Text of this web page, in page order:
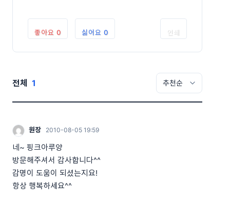
좋아요 0 싫어요 0 인쇄
전체 1
원장 2010-08-05 19:59
네~ 핑크아루양
방문해주셔서 감사합니다^^
감명이 도움이 되셨는지요!
항상 행복하세요^^